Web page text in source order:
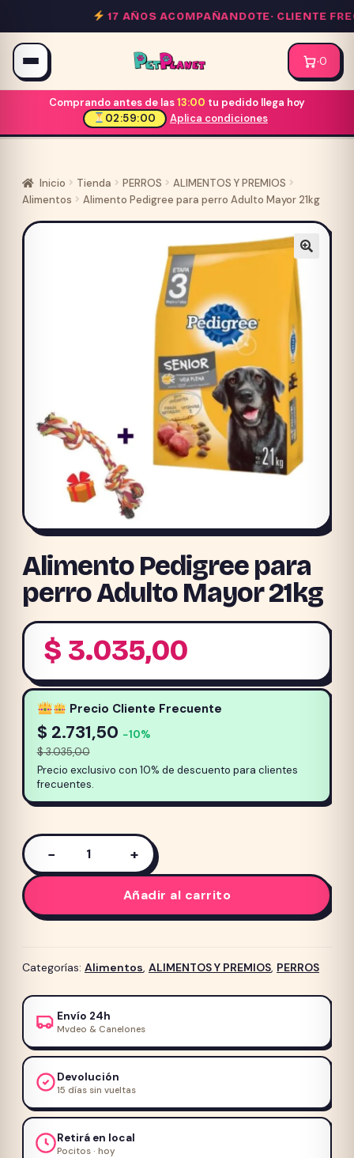
al
contenido
17 AÑOS ACOMPAÑANDOTE·CLIENTE
·0
Comprando antes de las13:00 tu pedido llega hoy
02:59:00
Aplica condiciones
Inicio Tienda PERROS
ALIMENTOS Y PREMIOS
Alimentos
Alimento Pedigree para perro Adulto Mayor 21kg
Alimento Pedigree para
perro Adulto Mayor 21kg
$ 3.035,00
Precio Cliente Frecuente
$ 2.731,50 −10%
$3.035,00
Precio exclusivo con 10% de descuento para clientes
frecuentes.
Alimento
Pedigree
para
perro
Mayor
cantidad
− +
Añadir al carrito
Categorías: Alimentos ALIMENTOS Y PREMIOS PERROS
Envío 24h
Mvdeo & Canelones
Devolución
15 días sin vueltas
Retirá en local
Pocitos · hoy